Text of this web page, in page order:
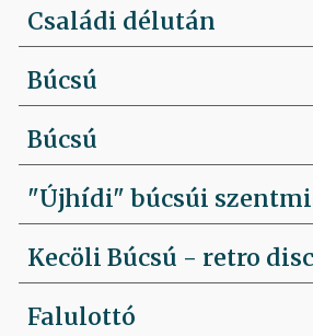
Családi délután
Búcsú
Búcsú
"Újhídi" búcsúi
Kecöli Búcsú - retro
Falulottó